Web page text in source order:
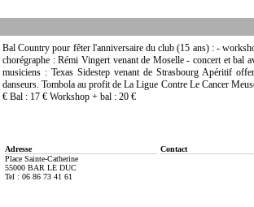
Bal Country pour fêter l'anniversaire du club (15 ans) : -
chorégraphe : Rémi Vingert venant de Moselle - concert et bal
musiciens : Texas Sidestep venant de Strasbourg Apéritif
danseurs. Tombola au profit de La Ligue Contre Le Cancer
€ Bal : 17 € Workshop + bal : 20 €
Adresse
Place Sainte-Catherine
55000 BAR LE DUC
Tel : 06 86 73 41 61
Contact